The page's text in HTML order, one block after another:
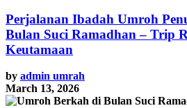
Perjalanan Ibadah Umroh
Bulan Suci Ramadhan – Trip
Keutamaan
by admin umrah
March 13, 2026